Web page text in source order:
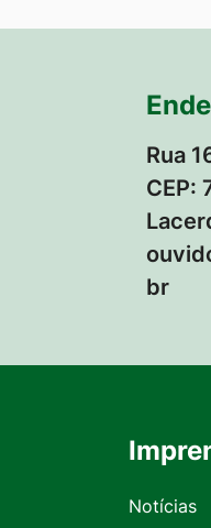
Rua
CEP:
br
Seção do Rodapé
Notícias